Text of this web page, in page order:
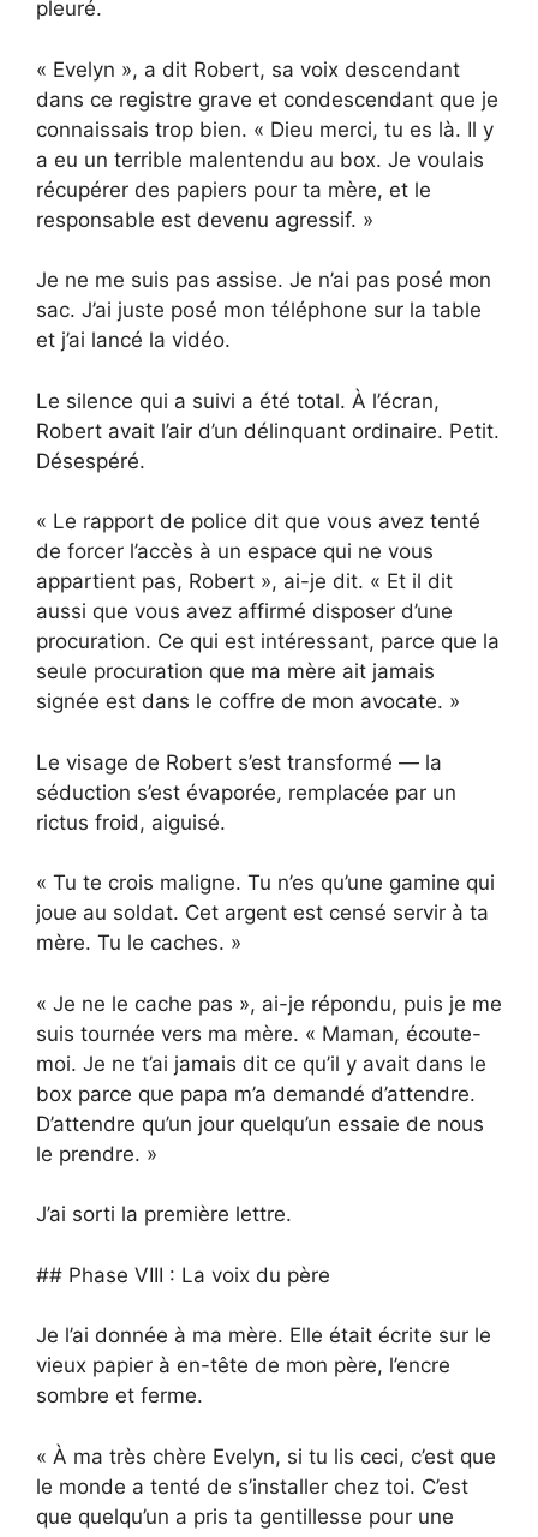
pleuré.
« Evelyn », a dit Robert, sa voix descendant
dans ce registre grave et condescendant que je
connaissais trop bien. « Dieu merci, tu es là. Il y
a eu un terrible malentendu au box. Je voulais
récupérer des papiers pour ta mère, et le
responsable est devenu agressif. »
Je ne me suis pas assise. Je n’ai pas posé mon
sac. J’ai juste posé mon téléphone sur la table
et j’ai lancé la vidéo.
Le silence qui a suivi a été total. À l’écran,
Robert avait l’air d’un délinquant ordinaire. Petit.
Désespéré.
« Le rapport de police dit que vous avez tenté
de forcer l’accès à un espace qui ne vous
appartient pas, Robert », ai-je dit. « Et il dit
aussi que vous avez affirmé disposer d’une
procuration. Ce qui est intéressant, parce que la
seule procuration que ma mère ait jamais
signée est dans le coffre de mon avocate. »
Le visage de Robert s’est transformé — la
séduction s’est évaporée, remplacée par un
rictus froid, aiguisé.
« Tu te crois maligne. Tu n’es qu’une gamine qui
joue au soldat. Cet argent est censé servir à ta
mère. Tu le caches. »
« Je ne le cache pas », ai-je répondu, puis je me
suis tournée vers ma mère. « Maman, écoute-
moi. Je ne t’ai jamais dit ce qu’il y avait dans le
box parce que papa m’a demandé d’attendre.
D’attendre qu’un jour quelqu’un essaie de nous
le prendre. »
J’ai sorti la première lettre.
## Phase VIII : La voix du père
Je l’ai donnée à ma mère. Elle était écrite sur le
vieux papier à en-tête de mon père, l’encre
sombre et ferme.
« À ma très chère Evelyn, si tu lis ceci, c’est que
le monde a tenté de s’installer chez toi. C’est
que quelqu’un a pris ta gentillesse pour une